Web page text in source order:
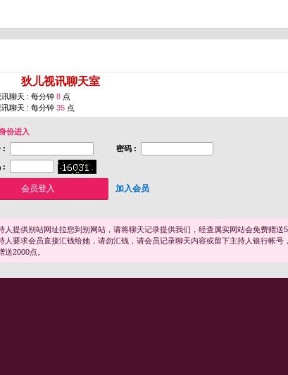
狄儿视讯聊天室
聊天 : 每分钟 8 点
聊天 : 每分钟 35 点
份进入
:
密码 :
:
加入会员
人提供别站网址拉您到别网站，请将聊天记录提供我们，经查属实网站会免费赠送
人要求会员直接汇钱给她，请勿汇钱，请会员记录聊天内容或留下主持人银行帐
送2000点。